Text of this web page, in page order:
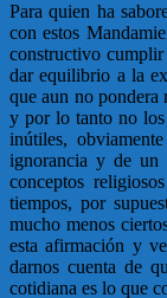
Para quien ha
con estos
constructivo cumplir
dar equilibrio a la
que aun no pondera
y por lo tanto no los
inútiles,
ignorancia y de un
conceptos
tiempos, por
mucho menos
esta afirmación y
darnos cuenta de
cotidiana es lo que